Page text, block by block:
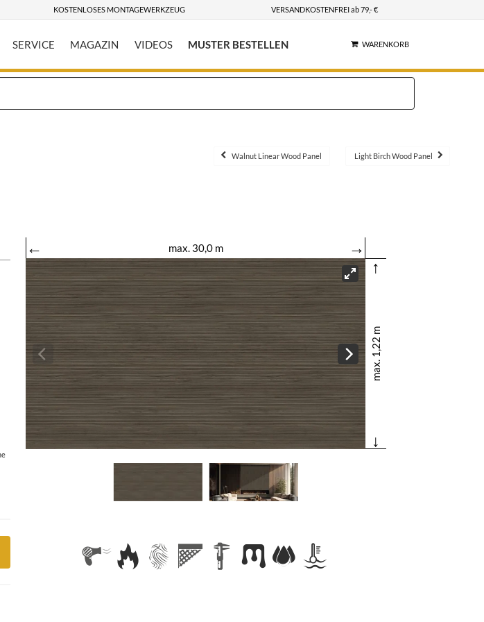
KOSTENLOSES MONTAGEWERKZEUG VERSANDKOSTENFREI ab 79,- €
SERVICE MAGAZIN VIDEOS MUSTER BESTELLEN WARENKORB
Walnut Linear Wood Panel Light Birch Wood Panel
← max. 30,0 m
→
↑
max. 1,22 m
↓